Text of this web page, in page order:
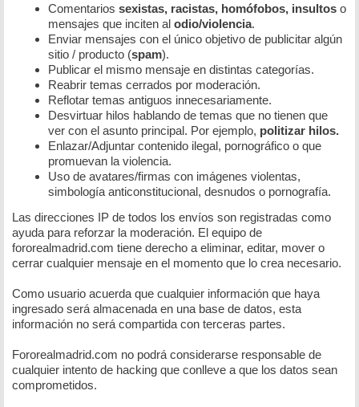
Comentarios sexistas, racistas, homófobos, insultos o
mensajes que inciten al odio/violencia.
Enviar mensajes con el único objetivo de publicitar algún
sitio / producto (spam).
Publicar el mismo mensaje en distintas categorías.
Reabrir temas cerrados por moderación.
Reflotar temas antiguos innecesariamente.
Desvirtuar hilos hablando de temas que no tienen que
ver con el asunto principal. Por ejemplo, politizar hilos.
Enlazar/Adjuntar contenido ilegal, pornográfico o que
promuevan la violencia.
Uso de avatares/firmas con imágenes violentas,
simbología anticonstitucional, desnudos o pornografía.
Las direcciones IP de todos los envíos son registradas como
ayuda para reforzar la moderación. El equipo de
fororealmadrid.com tiene derecho a eliminar, editar, mover o
cerrar cualquier mensaje en el momento que lo crea necesario.
Como usuario acuerda que cualquier información que haya
ingresado será almacenada en una base de datos, esta
información no será compartida con terceras partes.
Fororealmadrid.com no podrá considerarse responsable de
cualquier intento de hacking que conlleve a que los datos sean
comprometidos.